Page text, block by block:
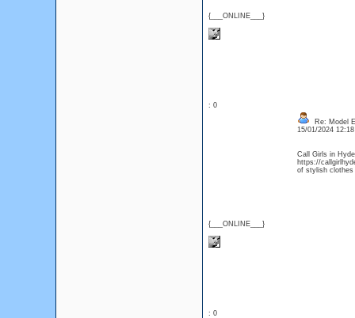
{___ONLINE___}
: 0
{___ONLINE___}
Re: Model
15/01/2024
Call Girls in
https://
of stylish clothes
: 0